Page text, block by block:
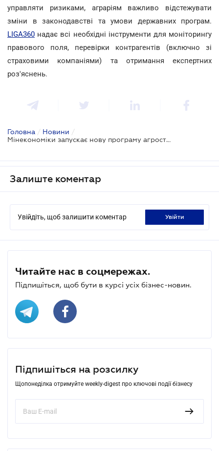
управляти ризиками, аграріям важливо відстежувати
зміни в законодавстві та умови державних програм.
LIGA360 надає всі необхідні інструменти для моніторингу
правового поля, перевірки контрагентів (включно зі
страховими компаніями) та отримання експертних
роз'яснень.
Головна / Новини /
Мінекономіки запускає нову програму агрострахування з компенсацією до 60%
Залиште коментар
Увійдіть, щоб залишити коментар увійти
Читайте нас в соцмережах.
Підпишіться, щоб бути в курсі усіх бізнес-новин.
Підпишіться на розсилку
Щопонеділка отримуйте weekly-digest про ключові події бізнесу